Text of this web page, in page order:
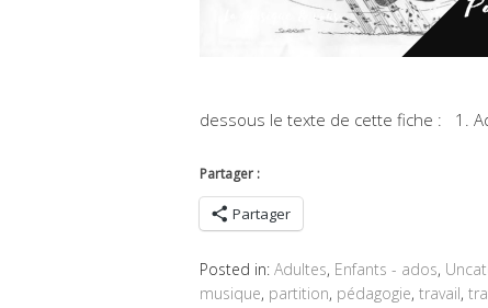
dessous le texte de cette fiche : 1.
Partager :
Partager
Posted in: Adultes, Enfants - ados,
musique, partition, pédagogie, travail,